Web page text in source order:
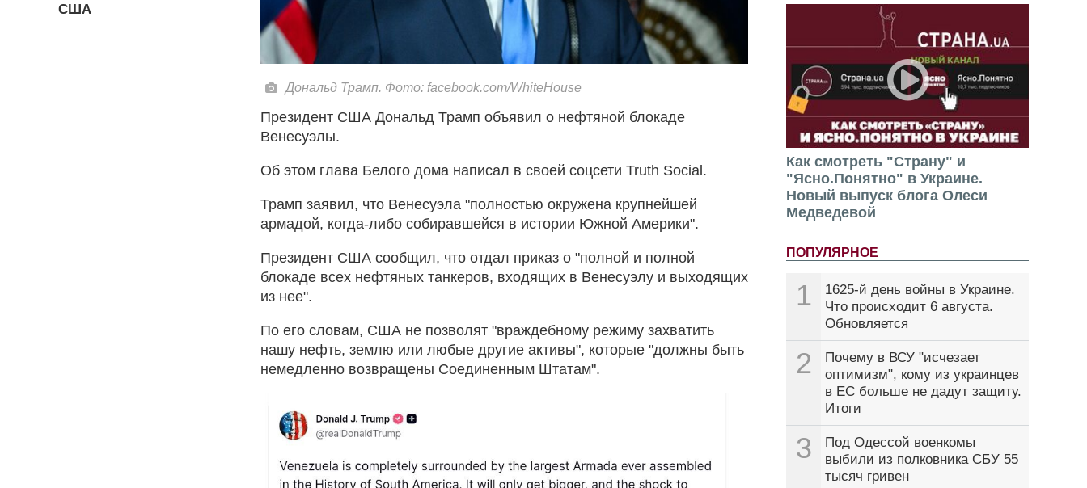
Как смотреть "Страну" и
"Ясно.Понятно" в Украине.
Новый выпуск блога Олеси
Медведевой
ПОПУЛЯРНОЕ
1
1625-й день войны в Украине.
Что происходит 6 августа.
Обновляется
2
Почему в ВСУ "исчезает
оптимизм", кому из украинцев
в ЕС больше не дадут защиту.
Итоги
3
Под Одессой военкомы
выбили из полковника СБУ 55
тысяч гривен
США
Дональд Трамп. Фото: facebook.com/WhiteHouse
Президент США Дональд Трамп объявил о нефтяной блокаде
Венесуэлы.
Об этом глава Белого дома написал в своей соцсети Truth Social.
Трамп заявил, что Венесуэла "полностью окружена крупнейшей
армадой, когда-либо собиравшейся в истории Южной Америки".
Президент США сообщил, что отдал приказ о "полной и полной
блокаде всех нефтяных танкеров, входящих в Венесуэлу и выходящих
из нее".
По его словам, США не позволят "враждебному режиму захватить
нашу нефть, землю или любые другие активы", которые "должны быть
немедленно возвращены Соединенным Штатам".